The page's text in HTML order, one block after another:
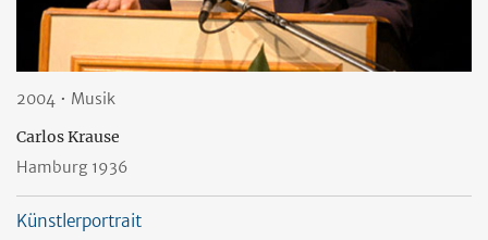
2004 • Musik
Carlos Krause
Hamburg 1936
Künstlerportrait